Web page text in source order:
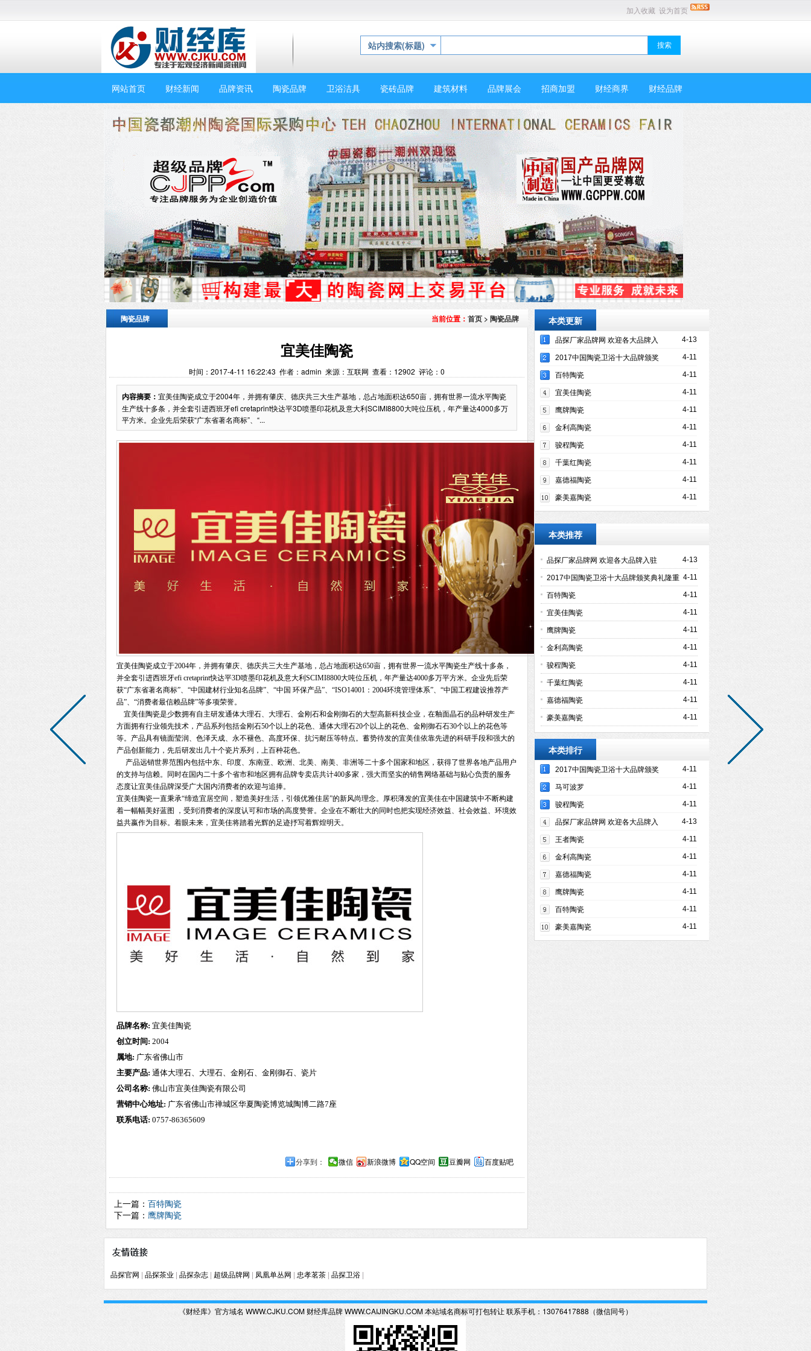
加入收藏 设为首页
站内搜索(标题)
网站首页 财经新闻 品牌资讯 陶瓷品牌 卫浴洁具 瓷砖品牌 建筑材料 品牌展会 招商加盟 财经商界 财经品牌
陶瓷品牌 当前位置： 首页 > 陶瓷品牌
宜美佳陶瓷
时间：2017-4-11 16:22:43 作者：admin 来源：互联网 查看： 12902 评论： 0
内容摘要： 宜美佳陶瓷成立于2004年，并拥有肇庆、德庆共三大生产基地，总占地面积达650亩，拥有世界一流水平陶瓷
生产线十多条，并全套引进西班牙efi cretaprint快达平3D喷墨印花机及意大利SCIMI8800大吨位压机，年产量达4000多万
平方米。企业先后荣获“广东省著名商标”、“...
宜美佳陶瓷成立于2004年，并拥有肇庆、德庆共三大生产基地，总占地面积达650亩，拥有世界一流水平陶瓷生产线十多条，
并全套引进西班牙efi cretaprint快达平3D喷墨印花机及意大利SCIMI8800大吨位压机，年产量达4000多万平方米。企业先后荣
获“广东省著名商标”、“中国建材行业知名品牌”、“中国 环保产品”、“ISO14001：2004环境管理体系”、“中国工程建设推荐产
品”、“消费者最信赖品牌”等多项荣誉。
宜美佳陶瓷是少数拥有自主研发通体大理石、大理石、金刚石和金刚御石的大型高新科技企业，在釉面晶石的品种研发生产
方面拥有行业领先技术，产品系列包括金刚石50个以上的花色、通体大理石20个以上的花色、金刚御石石30个以上的花色等
等。产品具有镜面莹润、色泽天成、永不褪色、高度环保、抗污耐压等特点。蓄势待发的宜美佳依靠先进的科研手段和强大的
产品创新能力，先后研发出几十个瓷片系列，上百种花色。
产品远销世界范围内包括中东、印度、东南亚、欧洲、北美、南美、非洲等二十多个国家和地区，获得了世界各地产品用户
的支持与信赖。同时在国内二十多个省市和地区拥有品牌专卖店共计400多家，强大而坚实的销售网络基础与贴心负责的服务
态度让宜美佳品牌深受广大国内消费者的欢迎与追捧。
宜美佳陶瓷一直秉承“缔造宜居空间，塑造美好生活，引领优雅佳居”的新风尚理念。厚积薄发的宜美佳在中国建筑中不断构建
着一幅幅美好蓝图 ，受到消费者的深度认可和市场的高度赞誉。企业在不断壮大的同时也把实现经济效益、社会效益、环境效
益共嬴作为目标。着眼未来，宜美佳将踏着光辉的足迹抒写着辉煌明天。
品牌名称: 宜美佳陶瓷
创立时间: 2004
属地: 广东省佛山市
主要产品: 通体大理石、大理石、金刚石、金刚御石、瓷片
公司名称: 佛山市宜美佳陶瓷有限公司
营销中心地址: 广东省佛山市禅城区华夏陶瓷博览城陶博二路7座
联系电话: 0757-86365609
分享到： 微信 新浪微博 QQ空间 豆瓣网 百度贴吧
上一篇： 百特陶瓷
下一篇： 鹰牌陶瓷
本类更新
4-13
品探厂家品牌网 欢迎各大品牌入
驻 4-11
2017中国陶瓷卫浴十大品牌颁奖
典礼隆重举行 4-11
百特陶瓷
4-11
宜美佳陶瓷
4-11
鹰牌陶瓷
4-11
金利高陶瓷
4-11
骏程陶瓷
4-11
千葉红陶瓷
4-11
嘉德福陶瓷
4-11
豪美嘉陶瓷
本类推荐
4-13
品探厂家品牌网 欢迎各大品牌入驻
4-11
2017中国陶瓷卫浴十大品牌颁奖典礼隆重
举行 4-11
百特陶瓷
4-11
宜美佳陶瓷
4-11
鹰牌陶瓷
4-11
金利高陶瓷
4-11
骏程陶瓷
4-11
千葉红陶瓷
4-11
嘉德福陶瓷
4-11
豪美嘉陶瓷
本类排行
4-11
2017中国陶瓷卫浴十大品牌颁奖
典礼隆重举行 4-11
马可波罗
4-11
骏程陶瓷
4-13
品探厂家品牌网 欢迎各大品牌入
驻 4-11
王者陶瓷
4-11
金利高陶瓷
4-11
嘉德福陶瓷
4-11
鹰牌陶瓷
4-11
百特陶瓷
4-11
豪美嘉陶瓷
品探官网 品探茶业 品探杂志 超级品牌网 凤凰单丛网 忠孝茗茶 品探卫浴
《财经库》官方域名 WWW.CJKU.COM 财经库品牌 WWW.CAIJINGKU.COM 本站域名商标可打包转让 联系手机：13076417888（微信同号）